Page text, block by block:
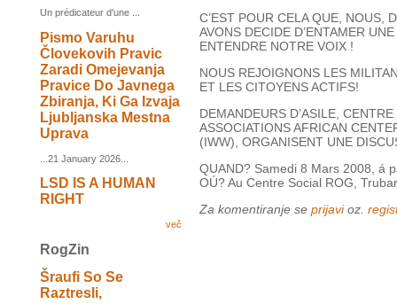
Un prédicateur d'une ...
Pismo Varuhu
Človekovih Pravic
Zaradi Omejevanja
Pravice Do Javnega
Zbiranja, Ki Ga Izvaja
Ljubljanska Mestna
Uprava
...21 January 2026...
LSD IS A HUMAN
RIGHT
več
RogZin
Šraufi So Se
Raztresli,
C’EST POUR CELA QUE, NOUS,
AVONS DECIDE D’ENTAMER
ENTENDRE NOTRE VOIX !
NOUS REJOIGNONS LES
ET LES CITOYENS ACTIFS!
DEMANDEURS D’ASILE,
ASSOCIATIONS AFRICAN
(IWW), ORGANISENT UNE
QUAND? Samedi 8 Mars 2008, á
OÚ? Au Centre Social ROG,
Za komentiranje se prijavioz.